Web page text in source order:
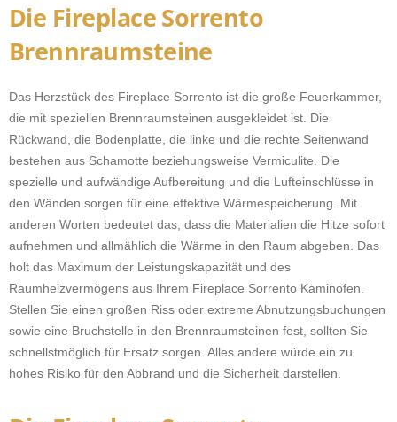
Die Fireplace Sorrento
Brennraumsteine
Das Herzstück des Fireplace Sorrento ist die große Feuerkammer,
die mit speziellen Brennraumsteinen ausgekleidet ist. Die
Rückwand, die Bodenplatte, die linke und die rechte Seitenwand
bestehen aus Schamotte beziehungsweise Vermiculite. Die
spezielle und aufwändige Aufbereitung und die Lufteinschlüsse in
den Wänden sorgen für eine effektive Wärmespeicherung. Mit
anderen Worten bedeutet das, dass die Materialien die Hitze sofort
aufnehmen und allmählich die Wärme in den Raum abgeben. Das
holt das Maximum der Leistungskapazität und des
Raumheizvermögens aus Ihrem Fireplace Sorrento Kaminofen.
Stellen Sie einen großen Riss oder extreme Abnutzungsbuchungen
sowie eine Bruchstelle in den Brennraumsteinen fest, sollten Sie
schnellstmöglich für Ersatz sorgen. Alles andere würde ein zu
hohes Risiko für den Abbrand und die Sicherheit darstellen.